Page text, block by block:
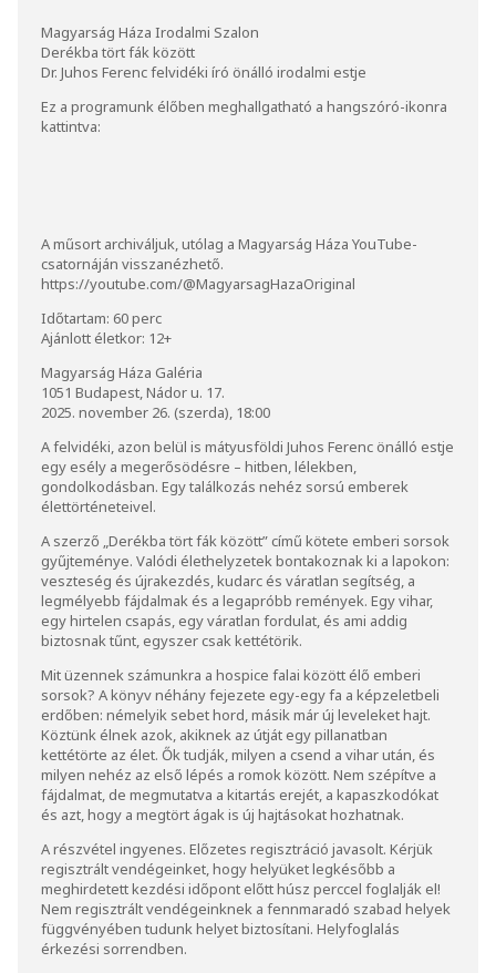
Magyarság Háza Irodalmi Szalon
Derékba tört fák között
Dr. Juhos Ferenc felvidéki író önálló irodalmi estje
Ez a programunk élőben meghallgatható a hangszóró-ikonra
kattintva:
A műsort archiváljuk, utólag a Magyarság Háza YouTube-
csatornáján visszanézhető.
https://youtube.com/@MagyarsagHazaOriginal
Időtartam: 60 perc
Ajánlott életkor: 12+
Magyarság Háza Galéria
1051 Budapest, Nádor u. 17.
2025. november 26. (szerda), 18:00
A felvidéki, azon belül is mátyusföldi Juhos Ferenc önálló estje
egy esély a megerősödésre – hitben, lélekben,
gondolkodásban. Egy találkozás nehéz sorsú emberek
élettörténeteivel.
A szerző „Derékba tört fák között” című kötete emberi sorsok
gyűjteménye. Valódi élethelyzetek bontakoznak ki a lapokon:
veszteség és újrakezdés, kudarc és váratlan segítség, a
legmélyebb fájdalmak és a legapróbb remények. Egy vihar,
egy hirtelen csapás, egy váratlan fordulat, és ami addig
biztosnak tűnt, egyszer csak kettétörik.
Mit üzennek számunkra a hospice falai között élő emberi
sorsok? A könyv néhány fejezete egy-egy fa a képzeletbeli
erdőben: némelyik sebet hord, másik már új leveleket hajt.
Köztünk élnek azok, akiknek az útját egy pillanatban
kettétörte az élet. Ők tudják, milyen a csend a vihar után, és
milyen nehéz az első lépés a romok között. Nem szépítve a
fájdalmat, de megmutatva a kitartás erejét, a kapaszkodókat
és azt, hogy a megtört ágak is új hajtásokat hozhatnak.
A részvétel ingyenes. Előzetes regisztráció javasolt. Kérjük
regisztrált vendégeinket, hogy helyüket legkésőbb a
meghirdetett kezdési időpont előtt húsz perccel foglalják el!
Nem regisztrált vendégeinknek a fennmaradó szabad helyek
függvényében tudunk helyet biztosítani. Helyfoglalás
érkezési sorrendben.